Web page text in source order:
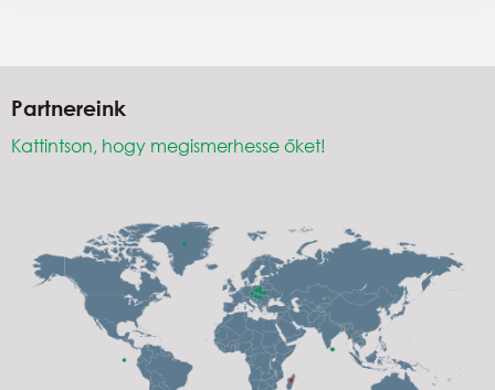
Partnereink
Kattintson, hogy megismerhesse őket!